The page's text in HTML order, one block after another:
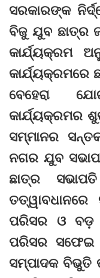
ସରକାରଙ୍କ
ବିଜୁ ଯୁବ ଛାତ୍ର
କାର୍ଯ୍ୟକ୍ରମ
କାର୍ଯ୍ୟକ୍ରମରେ
ବେହେରା
କାର୍ଯ୍ୟକ୍ରମର
ସମ୍ମାନର
ନଗର ଯୁବ
ଛାତ୍ର
ପରିସର ଓ ବଡ଼
ପରିସର ସଫେଇ
ସମ୍ପାଦକ ବିଭୁତି